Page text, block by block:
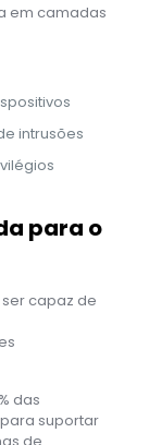
em camadas
intrusões
para o
capaz de
das
suportar